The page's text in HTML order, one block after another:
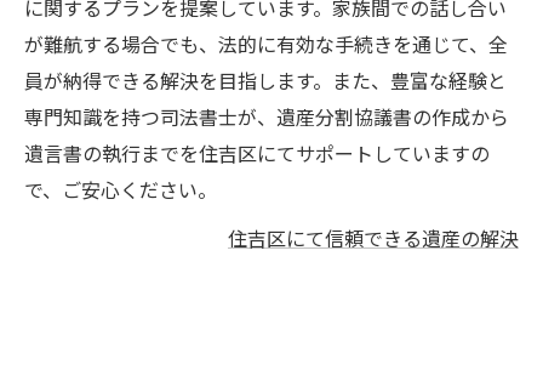
に関するプランを提案しています。家族間での話し合い
が難航する場合でも、法的に有効な手続きを通じて、全
員が納得できる解決を目指します。また、豊富な経験と
専門知識を持つ司法書士が、遺産分割協議書の作成から
遺言書の執行までを住吉区にてサポートしていますの
で、ご安心ください。
住吉区にて信頼できる遺産の解決